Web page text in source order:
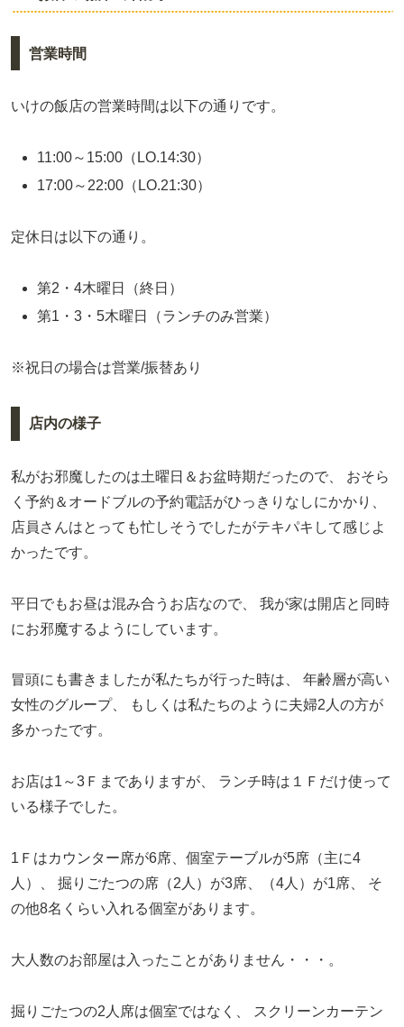
営業時間
いけの飯店の営業時間は以下の通りです。
11:00～15:00（LO.14:30）
17:00～22:00（LO.21:30）
定休日は以下の通り。
第2・4木曜日（終日）
第1・3・5木曜日（ランチのみ営業）
※祝日の場合は営業/振替あり
店内の様子
私がお邪魔したのは土曜日＆お盆時期だったので、
おそら
く予約＆オードブルの予約電話がひっきりなしにかかり、
店員さんはとっても忙しそうでしたがテキパキして感じよ
かったです。
平日でもお昼は混み合うお店なので、
我が家は開店と同時
にお邪魔するようにしています。
冒頭にも書きましたが私たちが行った時は、
年齢層が高い
女性のグループ、
もしくは私たちのように夫婦2人の方が
多かったです。
お店は1～3Ｆまでありますが、
ランチ時は１Ｆだけ使って
いる様子でした。
1Ｆはカウンター席が6席、個室テーブルが5席（主に4
人）、
掘りごたつの席（2人）が3席、（4人）が1席、
そ
の他8名くらい入れる個室があります。
大人数のお部屋は入ったことがありません・・・。
掘りごたつの2人席は個室ではなく、
スクリーンカーテン